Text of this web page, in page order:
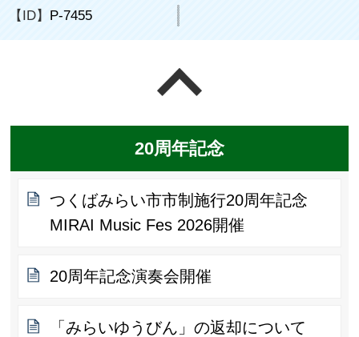
【ID】 P-7455
20周年記念
つくばみらい市市制施行20周年記念
MIRAI Music Fes 2026開催
20周年記念演奏会開催
「みらいゆうびん」の返却について